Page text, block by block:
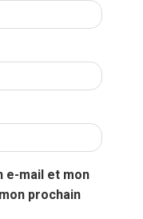
e-mail et mon
prochain